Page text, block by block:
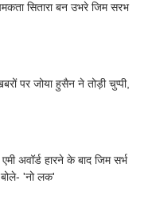
सितारा बन उभरे जिम सरभ
पर जोया हुसैन ने तोड़ी चुप्पी,
अवॉर्ड हारने के बाद जिम सर्भ
'नो लक'